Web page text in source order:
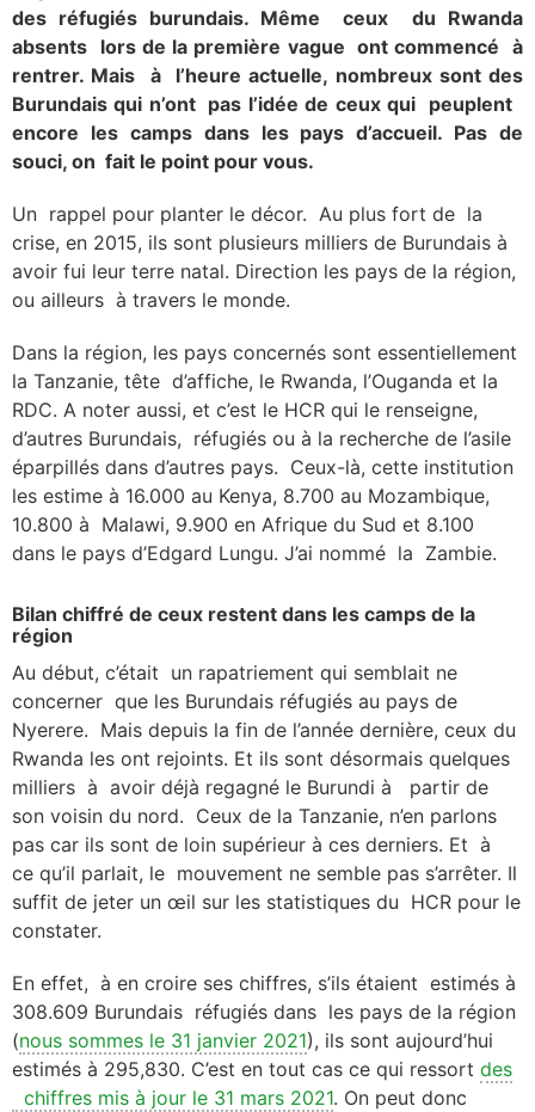
des réfugiés burundais. Même ceux du Rwanda
absents lors de la première vague ont commencé à
rentrer. Mais à l’heure actuelle, nombreux sont des
Burundais qui n’ont pas l’idée de ceux qui peuplent
encore les camps dans les pays d’accueil. Pas de
souci, on fait le point pour vous.
Un rappel pour planter le décor. Au plus fort de la
crise, en 2015, ils sont plusieurs milliers de Burundais à
avoir fui leur terre natal. Direction les pays de la région,
ou ailleurs à travers le monde.
Dans la région, les pays concernés sont essentiellement
la Tanzanie, tête d’affiche, le Rwanda, l’Ouganda et la
RDC. A noter aussi, et c’est le HCR qui le renseigne,
d’autres Burundais, réfugiés ou à la recherche de l’asile
éparpillés dans d’autres pays. Ceux-là, cette institution
les estime à 16.000 au Kenya, 8.700 au Mozambique,
10.800 à Malawi, 9.900 en Afrique du Sud et 8.100
dans le pays d’Edgard Lungu. J’ai nommé la Zambie.
Bilan chiffré de ceux restent dans les camps de la
région
Au début, c’était un rapatriement qui semblait ne
concerner que les Burundais réfugiés au pays de
Nyerere. Mais depuis la fin de l’année dernière, ceux du
Rwanda les ont rejoints. Et ils sont désormais quelques
milliers à avoir déjà regagné le Burundi à partir de
son voisin du nord. Ceux de la Tanzanie, n’en parlons
pas car ils sont de loin supérieur à ces derniers. Et à
ce qu’il parlait, le mouvement ne semble pas s’arrêter. Il
suffit de jeter un œil sur les statistiques du HCR pour le
constater.
En effet, à en croire ses chiffres, s’ils étaient estimés à
308.609 Burundais réfugiés dans les pays de la région
(nous sommes le 31 janvier 2021), ils sont aujourd’hui
estimés à 295,830. C’est en tout cas ce qui ressort des
chiffres mis à jour le 31 mars 2021. On peut donc